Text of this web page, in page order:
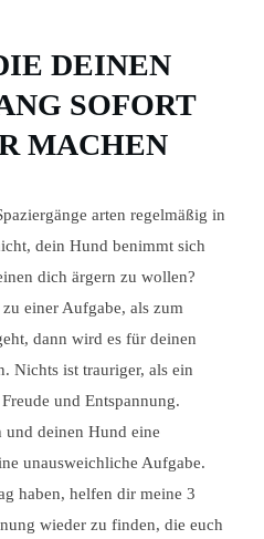
DEINEN
SOFORT
MACHEN
arten regelmäßig in
dein Hund benimmt sich
dich ärgern zu wollen?
einer Aufgabe, als zum
dann wird es für deinen
Nichts ist trauriger, als ein
und Entspannung.
und deinen Hund eine
unausweichliche Aufgabe.
haben, helfen dir meine 3
wieder zu finden, die euch